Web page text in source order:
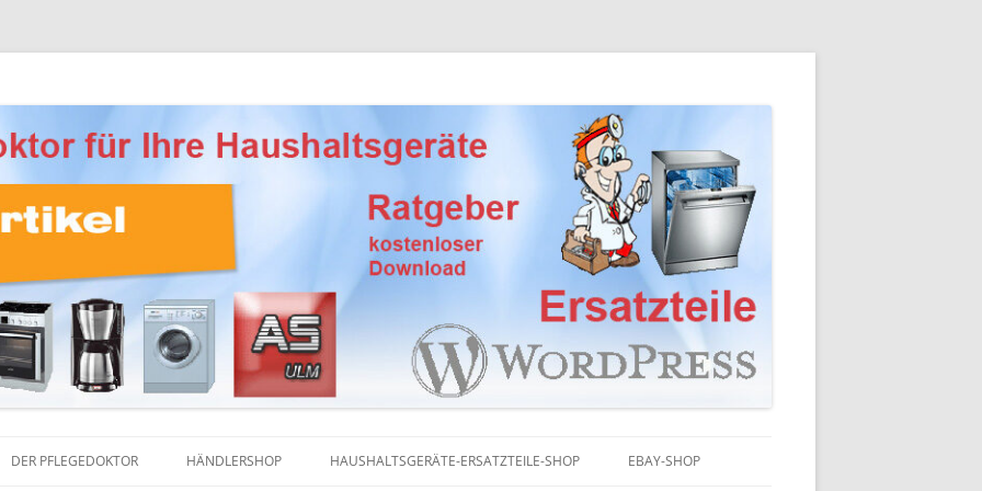
Haushaltsgeräte
DER PFLEGEDOKTOR HÄNDLERSHOP HAUSHALTSGERÄTE-ERSATZTEILE-SHOP EBAY-SHOP